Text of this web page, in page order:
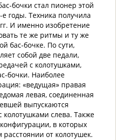
бочки стал пионер этой
годы. Техника получила
И именно изобретение
те же ритмы и ту же
бас-бочке. По сути,
собой две педали,
с колотушками,
бочки. Наиболее
«ведущая» правая
левая, соединенная
выпускаются
слева. Также
в которых
от колотушек.